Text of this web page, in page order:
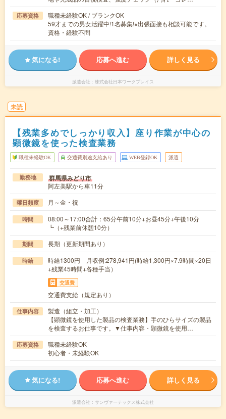
応募資格
職種未経験OK / ブランクOK
59才までの男女活躍中!1名募集!※出張面接も相談可能です。
資格・経験不問
気になる! 応募へ進む 詳しく見る
派遣会社 株式会社日本ワークプレイス
未読
【残業多めでしっかり収入】座り作業が中心の
顕微鏡を使った検査業務
職種未経験OK 交通費別途支給あり WEB登録OK 派遣
勤務地 群馬県みどり市
阿左美駅から車11分
曜日頻度 月～金・祝
時間
08:00～17:00合計：65分午前10分+お昼45分+午後10分
┗（+残業前休憩10分）
期間 長期（更新期間あり）
時給
時給1300円 月収例:278,941円(時給1,300円×7.9時間×20日
+残業45時間+各種手当）
交通費
交通費支給（規定あり）
仕事内容
製造（組立・加工）
【顕微鏡を使用した製品の検査業務】手のひらサイズの製品
を検査するお仕事です。▼仕事内容・顕微鏡を使用…
応募資格
職種未経験OK
初心者・未経験OK
気になる! 応募へ進む 詳しく見る
派遣会社 サンヴァーテックス株式会社